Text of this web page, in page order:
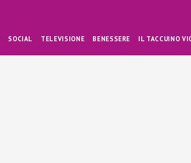
SOCIAL TELEVISIONE BENESSERE IL TACCUINO